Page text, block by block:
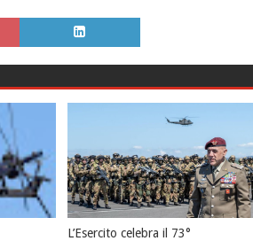
L’Esercito celebra il 73°